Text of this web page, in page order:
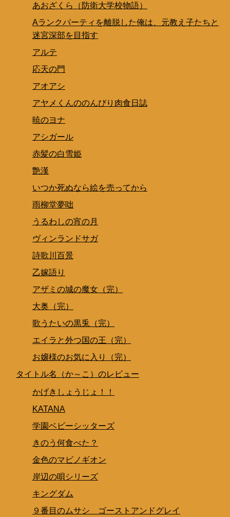
あおざくら（防衛大学校物語）
Aランクパーティを離脱した俺は、元教え子たちと
迷宮深部を目指す
アルテ
応天の門
アオアシ
アヤメくんののんびり肉食日誌
暁のヨナ
アシガール
赤髪の白雪姫
艶漢
いつか死ぬなら絵を売ってから
雨柳堂夢咄
うるわしの宵の月
ヴィンランドサガ
詩歌川百景
乙嫁語り
アザミの城の魔女（完）
大奥（完）
歌うたいの黒兎（完）
エイラと外つ国の王（完）
お嬢様のお気に入り（完）
タイトル名（か～こ）のレビュー
かげきしょうじょ！！
KATANA
学園ベビーシッターズ
きのう何食べた？
金色のマビノギオン
岸辺の唄シリーズ
キングダム
９番目のムサシ ゴーストアンドグレイ